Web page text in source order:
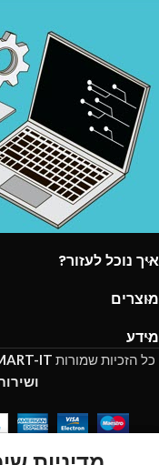
איך נוכל לעזור?
מוצרים
מידע
כל הזכיות שמורות IT